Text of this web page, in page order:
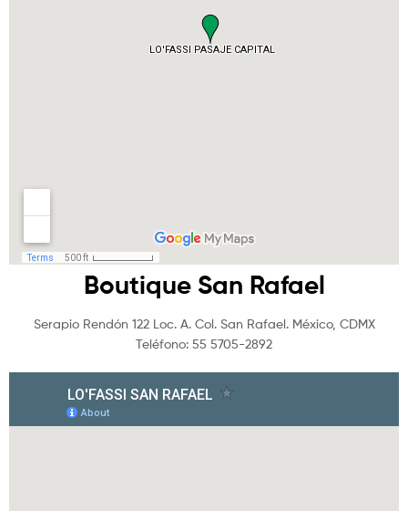
Boutique San Rafael
Serapio Rendón 122 Loc. A. Col. San Rafael. México, CDMX
Teléfono: 55 5705-2892